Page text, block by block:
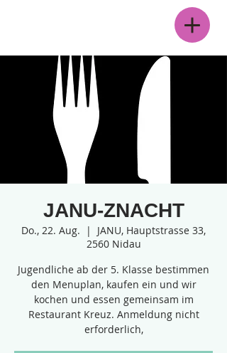
JANU-ZNACHT
Do., 22. Aug.
  |
JANU, Hauptstrasse 33,
2560 Nidau
Jugendliche ab der 5. Klasse bestimmen
den Menuplan, kaufen ein und wir
kochen und essen gemeinsam im
Restaurant Kreuz. Anmeldung nicht
erforderlich,